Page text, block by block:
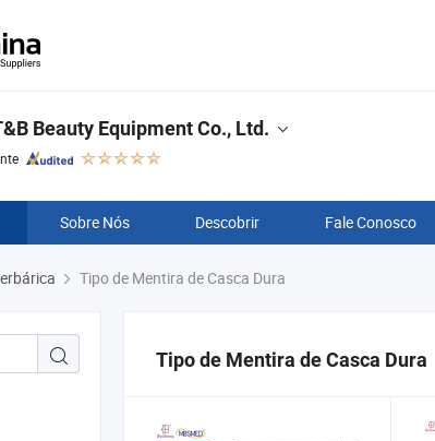
Beauty Equipment Co., Ltd.
Sobre Nós Descobrir Fale Conosco
Tipo de Mentira de Casca Dura
Tipo de Mentira de Casca Dura